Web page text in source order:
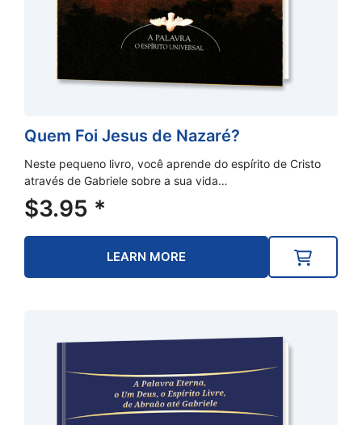
Quem Foi Jesus de Nazaré?
Neste pequeno livro, você aprende do espírito de Cristo
através de Gabriele sobre a sua vida…
$3.95 *
LEARN MORE